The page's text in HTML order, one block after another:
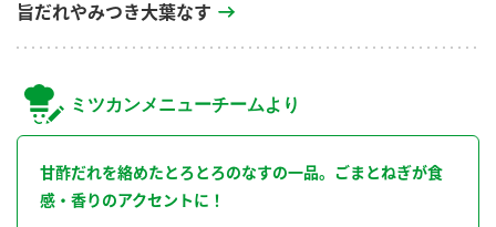
旨だれやみつき大葉なす
ミツカンメニューチームより
甘酢だれを絡めたとろとろのなすの一品。ごまとねぎが食
感・香りのアクセントに！